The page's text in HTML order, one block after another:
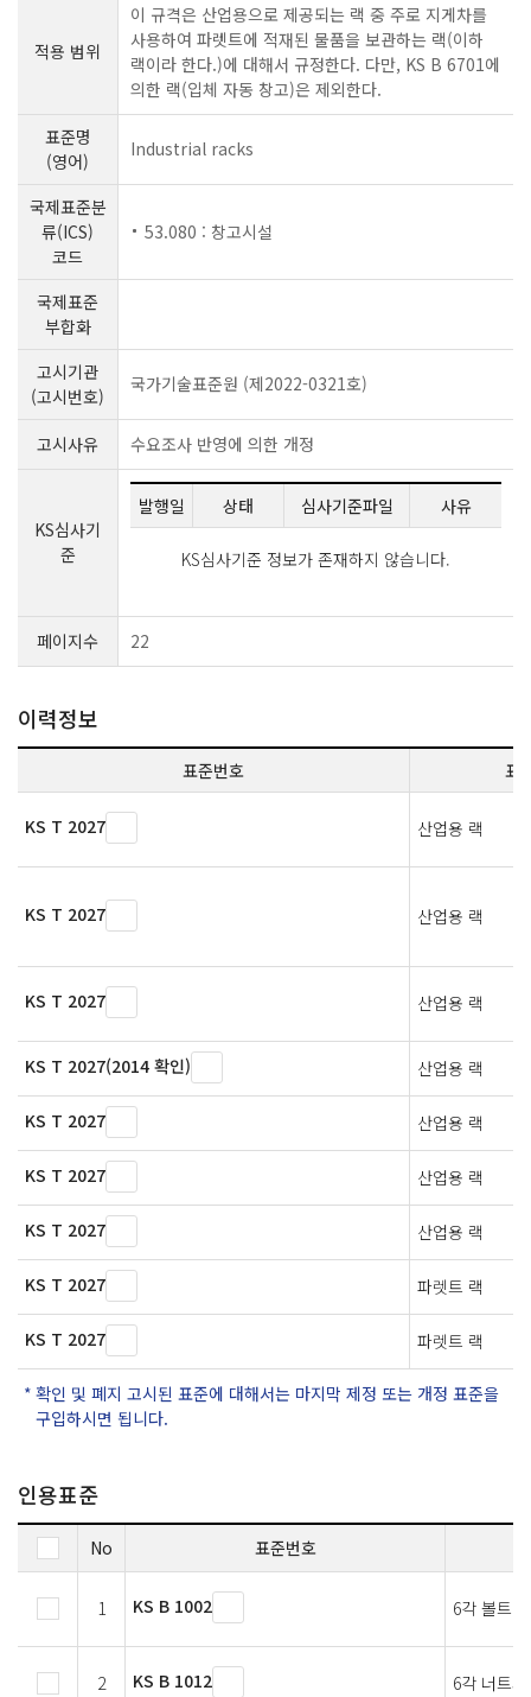
적용 범위
이 규격은 산업용으로 제공되는 랙 중 주로 지게차를
사용하여 파렛트에 적재된 물품을 보관하는 랙(이하
랙이라 한다.)에 대해서 규정한다. 다만, KS B 6701에
의한 랙(입체 자동 창고)은 제외한다.
표준명
(영어)
Industrial racks
국제표준분
류(ICS)
코드
53.080 : 창고시설
국제표준
부합화
고시기관
(고시번호)
국가기술표준원 (제2022-0321호)
고시사유 수요조사 반영에 의한 개정
KS심사기
준
발행일 상태 심사기준파일 사유
KS심사기준 정보가 존재하지 않습니다.
페이지수 22
이력정보
표준번호 표
KS T 2027 산업용 랙
KS T 2027 산업용 랙
KS T 2027 산업용 랙
KS T 2027(2014 확인) 산업용 랙
KS T 2027 산업용 랙
KS T 2027 산업용 랙
KS T 2027 산업용 랙
KS T 2027 파렛트 랙
KS T 2027 파렛트 랙
확인 및 폐지 고시된 표준에 대해서는 마지막 제정 또는 개정 표준을
구입하시면 됩니다.
인용표준
No 표준번호
1 KS B 1002 6각 볼트
2 KS B 1012 6각 너트